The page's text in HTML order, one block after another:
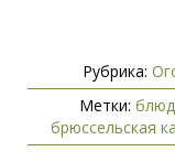
Рубрика:
Метки:
брюссельская